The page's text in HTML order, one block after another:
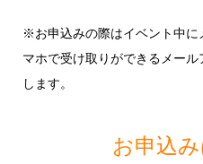
※お申込みの際はイベント中に
マホで受け取りができるメー
します。
お申込